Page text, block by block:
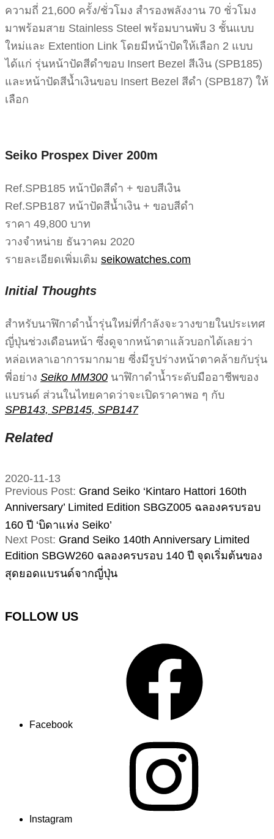
ความถี่ 21,600 ครั้ง/ชั่วโมง สำรองพลังงาน 70 ชั่วโมง
มาพร้อมสาย Stainless Steel พร้อมบานพับ 3 ชั้นแบบ
ใหม่และ Extention Link โดยมีหน้าปัดให้เลือก 2 แบบ
ได้แก่ รุ่นหน้าปัดสีดำขอบ Insert Bezel สีเงิน (SPB185)
และหน้าปัดสีน้ำเงินขอบ Insert Bezel สีดำ (SPB187) ให้
เลือก
Seiko Prospex Diver 200m
Ref.SPB185 หน้าปัดสีดำ + ขอบสีเงิน
Ref.SPB187 หน้าปัดสีน้ำเงิน + ขอบสีดำ
ราคา 49,800 บาท
วางจำหน่าย ธันวาคม 2020
รายละเอียดเพิ่มเติม seikowatches.com
Initial Thoughts
สำหรับนาฬิกาดำน้ำรุ่นใหม่ที่กำลังจะวางขายในประเทศ
ญี่ปุ่นช่วงเดือนหน้า ซึ่งดูจากหน้าตาแล้วบอกได้เลยว่า
หล่อเหลาเอาการมากมาย ซี่งมีรูปร่างหน้าตาคล้ายกับรุ่น
พี่อย่าง Seiko MM300 นาฬิกาดำน้ำระดับมืออาชีพของ
แบรนด์ ส่วนในไทยคาดว่าจะเปิดราคาพอ ๆ กับ
SPB143, SPB145, SPB147
Related
2020-11-13
Previous Post: Grand Seiko ‘Kintaro Hattori 160th
Anniversary’ Limited Edition SBGZ005 ฉลองครบรอบ
160 ปี ‘บิดาแห่ง Seiko’
Next Post: Grand Seiko 140th Anniversary Limited
Edition SBGW260 ฉลองครบรอบ 140 ปี จุดเริ่มต้นของ
สุดยอดแบรนด์จากญี่ปุ่น
FOLLOW US
Facebook
Instagram